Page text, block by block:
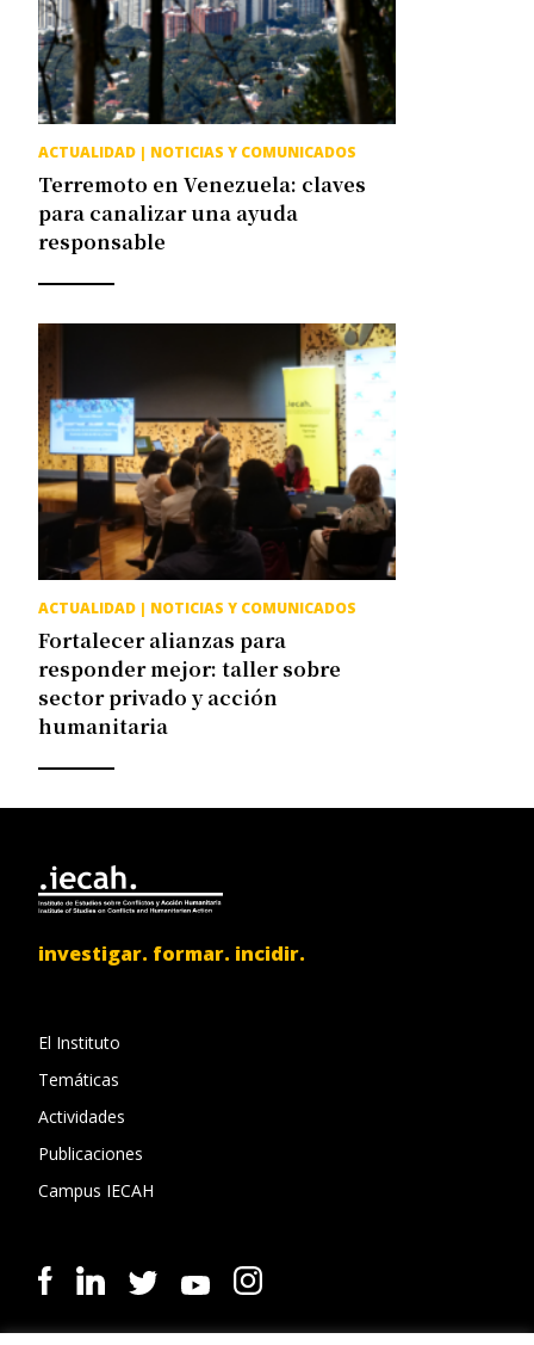
ACTUALIDAD | NOTICIAS Y COMUNICADOS
Terremoto en Venezuela: claves
para canalizar una ayuda
responsable
ACTUALIDAD | NOTICIAS Y COMUNICADOS
Fortalecer alianzas para
responder mejor: taller sobre
sector privado y acción
humanitaria
investigar. formar. incidir.
El Instituto
Temáticas
Actividades
Publicaciones
Campus IECAH